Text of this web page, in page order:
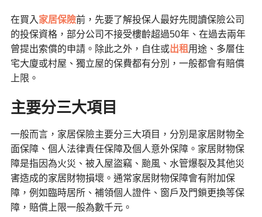
在買入 家居保險前，先要了解投保人最好先閱讀保險公司
的投保資格，部分公司不接受樓齡超過50年、在過去兩年
曾提出索償的申請。除此之外，自住或出租 用途、多層住
宅大廈或村屋、獨立屋的保費都有分別，一般都會有賠償
上限。
主要分三大項目
一般而言，家居保險主要分三大項目，分別是家居財物全
面保障、個人法律責任保障及個人意外保障。家居財物保
障是指因為火災、被入屋盜竊、颱風、水管爆裂及其他災
害造成的家居財物損壞。通常家居財物保障會有附加保
障，例如臨時居所、補領個人證件、窗戶及門鎖更換等保
障，賠償上限一般為數千元。